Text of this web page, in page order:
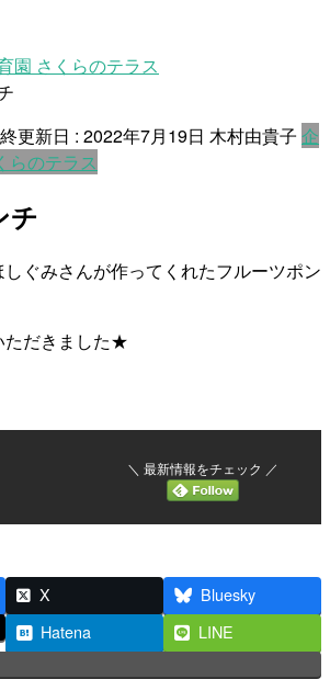
園 さくらのテラス
更新日 : 2022年7月19日 木村由貴子 企
らのテラス
チ
ぐみさんが作ってくれたフルーツポン
ただきました★
＼ 最新情報をチェック ／
X
Bluesky
Hatena LINE